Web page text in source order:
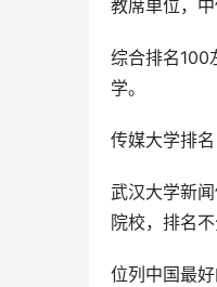
教席单位，中
综合排名100
学。
传媒大学排
武汉大学新
院校，排名
位列中国最